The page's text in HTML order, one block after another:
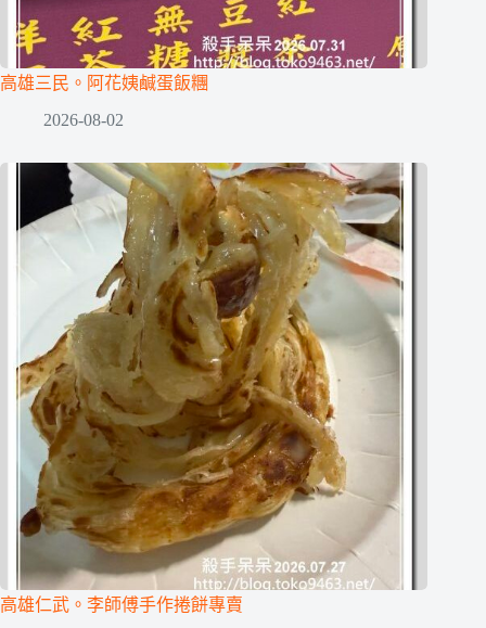
高雄三民。阿花姨鹹蛋飯糰
2026-08-02
高雄仁武。李師傅手作捲餅專賣